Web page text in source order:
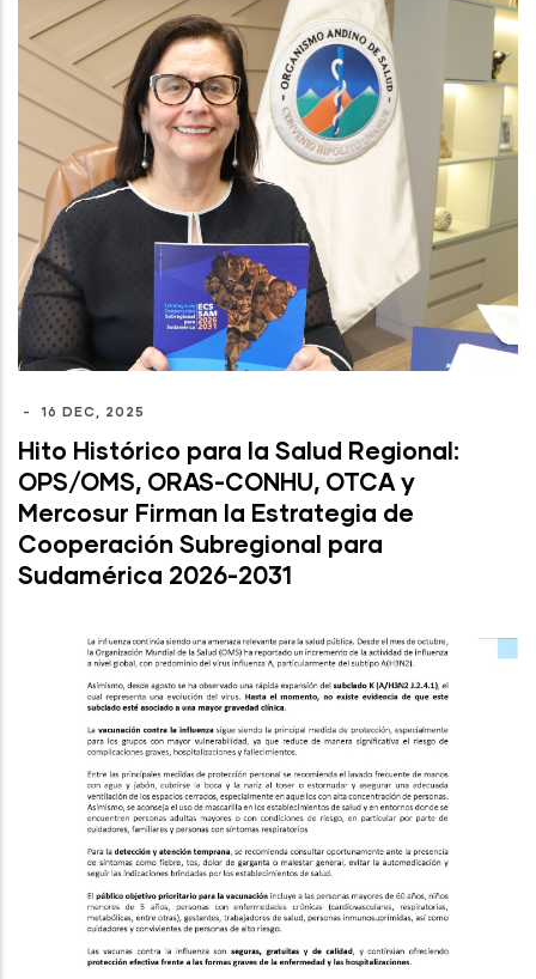
- 16 DEC, 2025
Hito Histórico para la Salud Regional:
OPS/OMS, ORAS-CONHU, OTCA y
Mercosur Firman la Estrategia de
Cooperación Subregional para
Sudamérica 2026-2031